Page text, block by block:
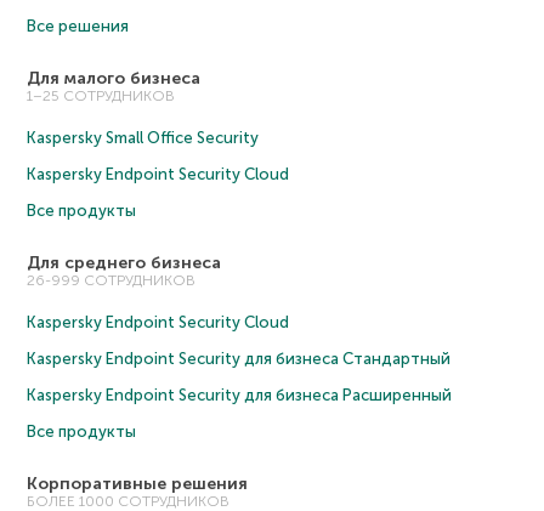
Все решения
Для малого бизнеса
1–25 СОТРУДНИКОВ
Kaspersky Small Office Security
Kaspersky Endpoint Security Cloud
Все продукты
Для среднего бизнеса
26-999 СОТРУДНИКОВ
Kaspersky Endpoint Security Cloud
Kaspersky Endpoint Security для бизнеса Cтандартный
Kaspersky Endpoint Security для бизнеса Расширенный
Все продукты
Корпоративные решения
БОЛЕЕ 1000 СОТРУДНИКОВ